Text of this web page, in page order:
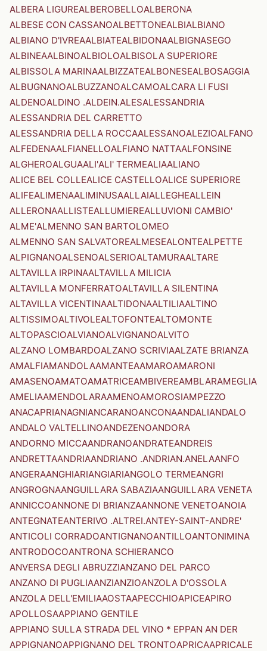
ALBERA LIGUREALBEROBELLOALBERONA
ALBESE CON CASSANOALBETTONEALBIALBIANO
ALBIANO D'IVREAALBIATEALBIDONAALBIGNASEGO
ALBINEAALBINOALBIOLOALBISOLA SUPERIORE
ALBISSOLA MARINAALBIZZATEALBONESEALBOSAGGIA
ALBUGNANOALBUZZANOALCAMOALCARA LI FUSI
ALDENOALDINO .ALDEIN.ALESALESSANDRIA
ALESSANDRIA DEL CARRETTO
ALESSANDRIA DELLA ROCCAALESSANOALEZIOALFANO
ALFEDENAALFIANELLOALFIANO NATTAALFONSINE
ALGHEROALGUAALI'ALI' TERMEALIAALIANO
ALICE BEL COLLEALICE CASTELLOALICE SUPERIORE
ALIFEALIMENAALIMINUSAALLAIALLEGHEALLEIN
ALLERONAALLISTEALLUMIEREALLUVIONI CAMBIO'
ALME'ALMENNO SAN BARTOLOMEO
ALMENNO SAN SALVATOREALMESEALONTEALPETTE
ALPIGNANOALSENOALSERIOALTAMURAALTARE
ALTAVILLA IRPINAALTAVILLA MILICIA
ALTAVILLA MONFERRATOALTAVILLA SILENTINA
ALTAVILLA VICENTINAALTIDONAALTILIAALTINO
ALTISSIMOALTIVOLEALTOFONTEALTOMONTE
ALTOPASCIOALVIANOALVIGNANOALVITO
ALZANO LOMBARDOALZANO SCRIVIAALZATE BRIANZA
AMALFIAMANDOLAAMANTEAAMAROAMARONI
AMASENOAMATOAMATRICEAMBIVEREAMBLARAMEGLIA
AMELIAAMENDOLARAAMENOAMOROSIAMPEZZO
ANACAPRIANAGNIANCARANOANCONAANDALIANDALO
ANDALO VALTELLINOANDEZENOANDORA
ANDORNO MICCAANDRANOANDRATEANDREIS
ANDRETTAANDRIAANDRIANO .ANDRIAN.ANELAANFO
ANGERAANGHIARIANGIARIANGOLO TERMEANGRI
ANGROGNAANGUILLARA SABAZIAANGUILLARA VENETA
ANNICCOANNONE DI BRIANZAANNONE VENETOANOIA
ANTEGNATEANTERIVO .ALTREI.ANTEY-SAINT-ANDRE'
ANTICOLI CORRADOANTIGNANOANTILLOANTONIMINA
ANTRODOCOANTRONA SCHIERANCO
ANVERSA DEGLI ABRUZZIANZANO DEL PARCO
ANZANO DI PUGLIAANZIANZIOANZOLA D'OSSOLA
ANZOLA DELL'EMILIAAOSTAAPECCHIOAPICEAPIRO
APOLLOSAAPPIANO GENTILE
APPIANO SULLA STRADA DEL VINO * EPPAN AN DER
APPIGNANOAPPIGNANO DEL TRONTOAPRICAAPRICALE